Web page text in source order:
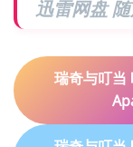
迅雷网盘
瑞奇与叮当